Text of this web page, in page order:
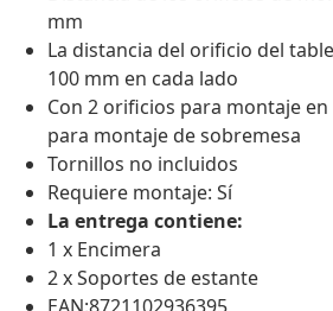
mm
La distancia del orificio del
100 mm en cada lado
Con 2 orificios para montaje
para montaje de sobremesa
Tornillos no incluidos
Requiere montaje: Sí
La entrega contiene:
1 x Encimera
2 x Soportes de estante